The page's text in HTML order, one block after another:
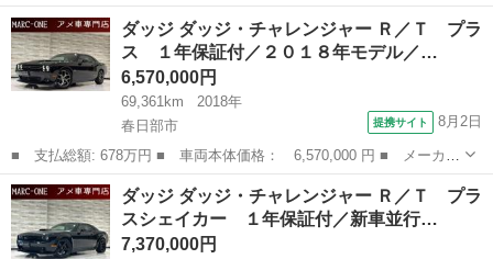
名： クライスラー・ジープ ■ 車種名： ジープ・ラングラーアン
リミテッド ■ グレード名： バックカントリーエディション １年
保証付／限...
埼玉 春日部市 その他
ダッジ ダッジ・チャレンジャー Ｒ／Ｔ プラ
ス １年保証付／２０１８年モデル／…
6,570,000円
69,361km
2018年
春日部市
提携サイト 8月2日
■ 支払総額: 678万円 ■ 車両本体価格： 6,570,000 円 ■ メーカー
名： ダッジ ■ 車種名： ダッジ・チャレンジャー ■ グレード
名： Ｒ／Ｔ プラス １年保証付／２０１８年モデル／赤革シート
／Ｂｏｒｌａ...
埼玉 春日部市 その他
ダッジ ダッジ・チャレンジャー Ｒ／Ｔ プラ
スシェイカー １年保証付／新車並行…
7,370,000円